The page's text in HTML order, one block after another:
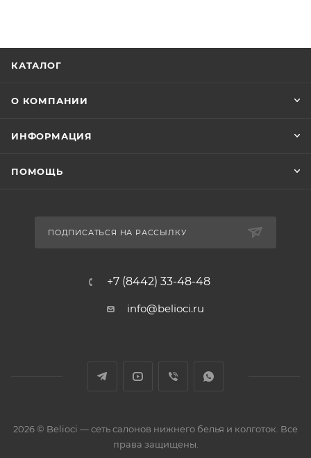
КАТАЛОГ
О КОМПАНИИ
ИНФОРМАЦИЯ
ПОМОЩЬ
ПОДПИСАТЬСЯ НА РАССЫЛКУ
+7 (8442) 33-48-48
info@belioci.ru
2026 © Belioci — сеть салонов нижнего белья и колготок. Все
права защищены.